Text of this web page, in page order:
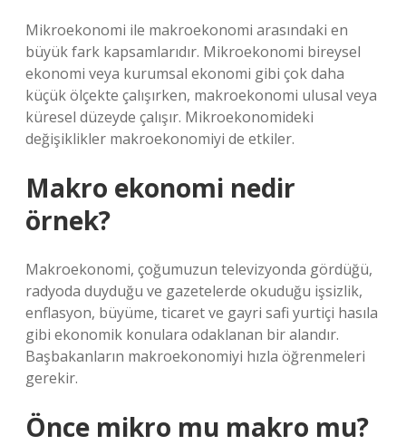
Mikroekonomi ile makroekonomi arasındaki en
büyük fark kapsamlarıdır. Mikroekonomi bireysel
ekonomi veya kurumsal ekonomi gibi çok daha
küçük ölçekte çalışırken, makroekonomi ulusal veya
küresel düzeyde çalışır. Mikroekonomideki
değişiklikler makroekonomiyi de etkiler.
Makro ekonomi nedir
örnek?
Makroekonomi, çoğumuzun televizyonda gördüğü,
radyoda duyduğu ve gazetelerde okuduğu işsizlik,
enflasyon, büyüme, ticaret ve gayri safi yurtiçi hasıla
gibi ekonomik konulara odaklanan bir alandır.
Başbakanların makroekonomiyi hızla öğrenmeleri
gerekir.
Önce mikro mu makro mu?